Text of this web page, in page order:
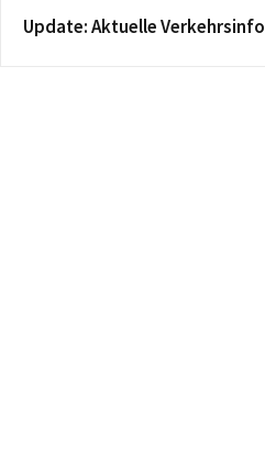
Update: Aktuelle